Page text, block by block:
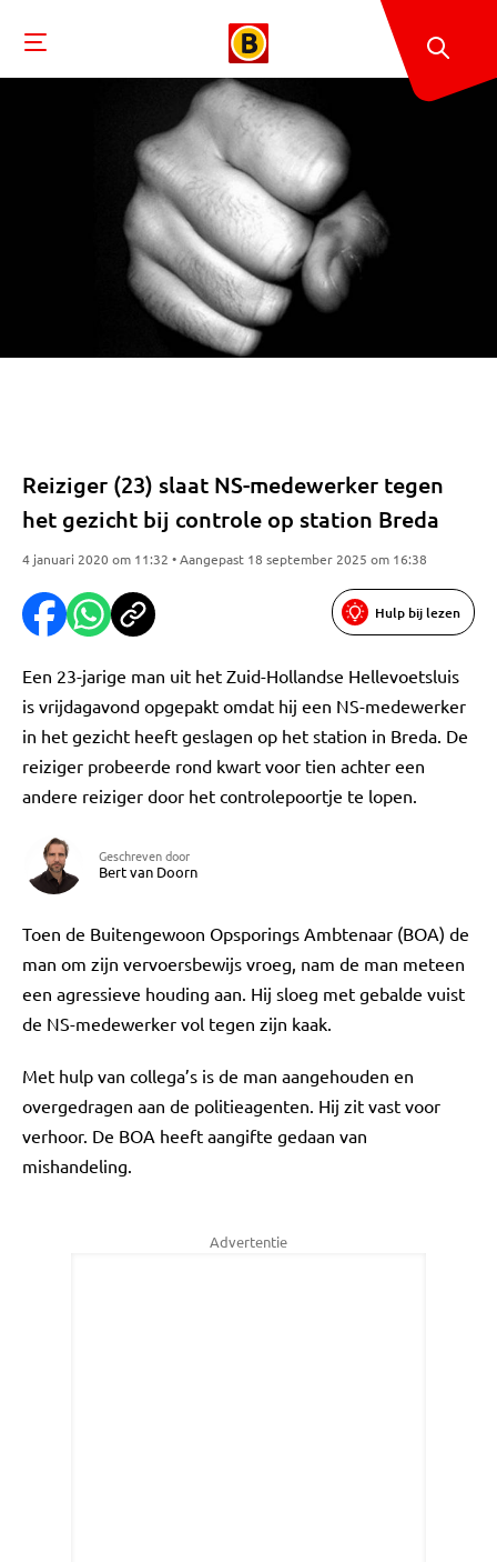
Reiziger (23) slaat NS-medewerker tegen
het gezicht bij controle op station Breda
4 januari 2020 om 11:32 • Aangepast 18 september 2025 om 16:38
Hulp bij lezen
Een 23-jarige man uit het Zuid-Hollandse Hellevoetsluis
is vrijdagavond opgepakt omdat hij een NS-medewerker
in het gezicht heeft geslagen op het station in Breda. De
reiziger probeerde rond kwart voor tien achter een
andere reiziger door het controlepoortje te lopen.
Geschreven door
Bert van Doorn
Toen de Buitengewoon Opsporings Ambtenaar (BOA) de
man om zijn vervoersbewijs vroeg, nam de man meteen
een agressieve houding aan. Hij sloeg met gebalde vuist
de NS-medewerker vol tegen zijn kaak.
Met hulp van collega’s is de man aangehouden en
overgedragen aan de politieagenten. Hij zit vast voor
verhoor. De BOA heeft aangifte gedaan van
mishandeling.
Advertentie